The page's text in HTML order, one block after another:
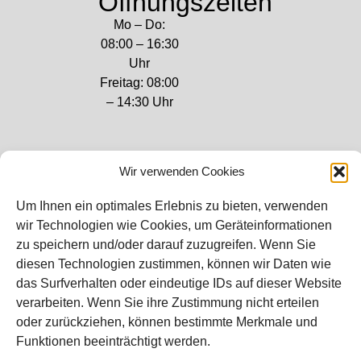
Wir verwenden Cookies
Um Ihnen ein optimales Erlebnis zu bieten, verwenden
wir Technologien wie Cookies, um Geräteinformationen
zu speichern und/oder darauf zuzugreifen. Wenn Sie
diesen Technologien zustimmen, können wir Daten wie
das Surfverhalten oder eindeutige IDs auf dieser Website
verarbeiten. Wenn Sie ihre Zustimmung nicht erteilen
oder zurückziehen, können bestimmte Merkmale und
Funktionen beeinträchtigt werden.
Mo – Do:
08:00 – 16:30
Uhr
Freitag: 08:00
– 14:30 Uhr
Bei diesem Webshop handelt es sich um
einen B2B-Webshop
RAUCH – Ihr Experte aus Österreich für Waagen,
Eich- & Kalibrierservice, Sprühnebel-
Zerstäubungstechnik und Lebensmittelmaschinen.
Sämtliche Angebote der A. Rauch GmbH richten sich
nicht an Verbraucher, sondern ausschließlich an
gewerbliche Kunden, Institutionen, Kommunen usw.